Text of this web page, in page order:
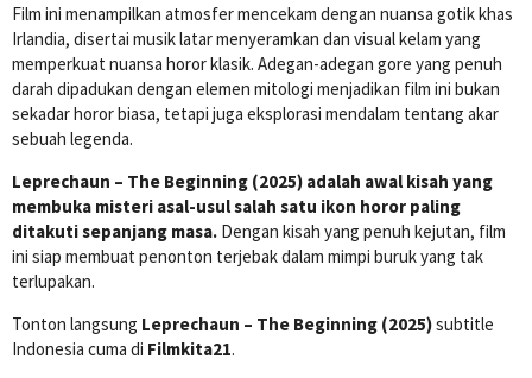
Film ini menampilkan atmosfer mencekam dengan nuansa gotik khas
Irlandia, disertai musik latar menyeramkan dan visual kelam yang
memperkuat nuansa horor klasik. Adegan-adegan gore yang penuh
darah dipadukan dengan elemen mitologi menjadikan film ini bukan
sekadar horor biasa, tetapi juga eksplorasi mendalam tentang akar
sebuah legenda.
Leprechaun – The Beginning (2025) adalah awal kisah yang
membuka misteri asal-usul salah satu ikon horor paling
ditakuti sepanjang masa. Dengan kisah yang penuh kejutan, film
ini siap membuat penonton terjebak dalam mimpi buruk yang tak
terlupakan.
Tonton langsung Leprechaun – The Beginning (2025)subtitle
Indonesia cuma di Filmkita21.